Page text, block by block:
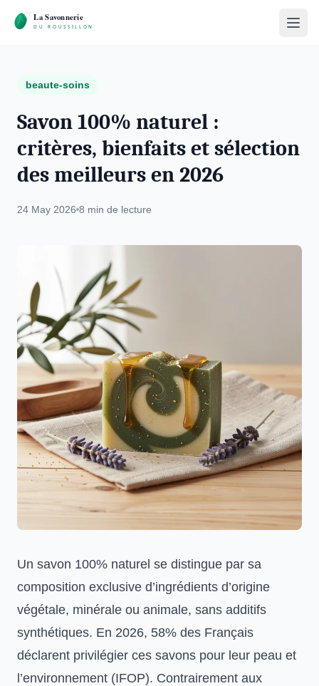
beaute-soins
Savon 100% naturel :
critères, bienfaits et sélection
des meilleurs en 2026
24 May 2026 8 min de lecture
Un savon 100% naturel se distingue par sa
composition exclusive d’ingrédients d’origine
végétale, minérale ou animale, sans additifs
synthétiques. En 2026, 58% des Français
déclarent privilégier ces savons pour leur peau et
l’environnement (IFOP). Contrairement aux